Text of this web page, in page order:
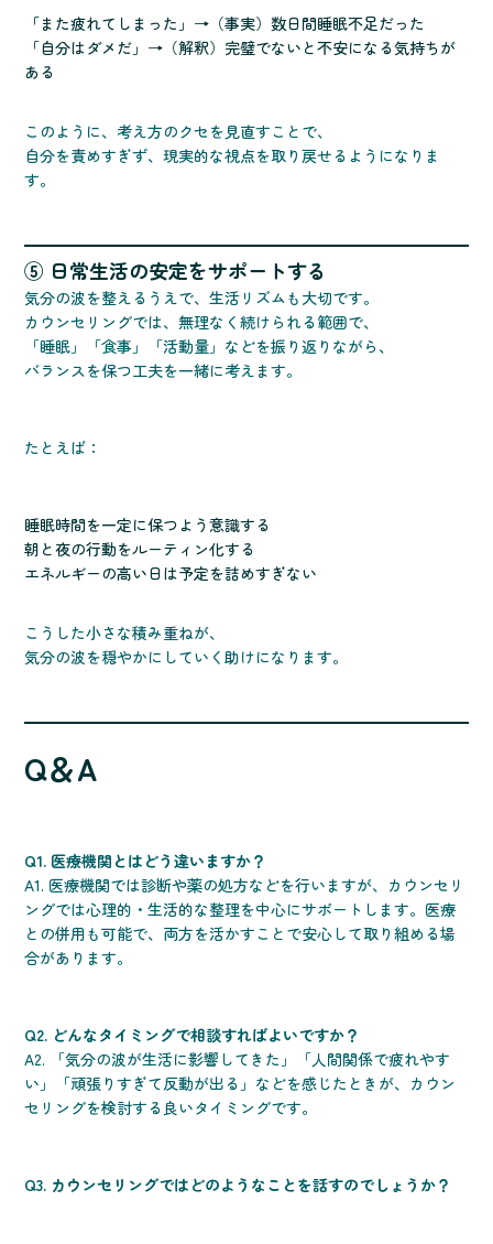
「また疲れてしまった」→（事実）数日間睡眠不足だった
「自分はダメだ」→（解釈）完璧でないと不安になる気持ちが
ある
このように、考え方のクセを見直すことで、
自分を責めすぎず、現実的な視点を取り戻せるようになりま
す。
⑤ 日常生活の安定をサポートする
気分の波を整えるうえで、生活リズムも大切です。
カウンセリングでは、無理なく続けられる範囲で、
「睡眠」「食事」「活動量」などを振り返りながら、
バランスを保つ工夫を一緒に考えます。
たとえば：
睡眠時間を一定に保つよう意識する
朝と夜の行動をルーティン化する
エネルギーの高い日は予定を詰めすぎない
こうした小さな積み重ねが、
気分の波を穏やかにしていく助けになります。
Q＆A
Q1. 医療機関とはどう違いますか？
A1. 医療機関では診断や薬の処方などを行いますが、カウンセリ
ングでは心理的・生活的な整理を中心にサポートします。医療
との併用も可能で、両方を活かすことで安心して取り組める場
合があります。
Q2. どんなタイミングで相談すればよいですか？
A2. 「気分の波が生活に影響してきた」「人間関係で疲れやす
い」「頑張りすぎて反動が出る」などを感じたときが、カウン
セリングを検討する良いタイミングです。
Q3. カウンセリングではどのようなことを話すのでしょうか？